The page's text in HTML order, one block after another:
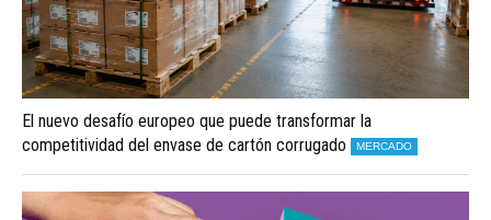
El nuevo desafío europeo que puede transformar la
competitividad del envase de cartón corrugado
MERCADO